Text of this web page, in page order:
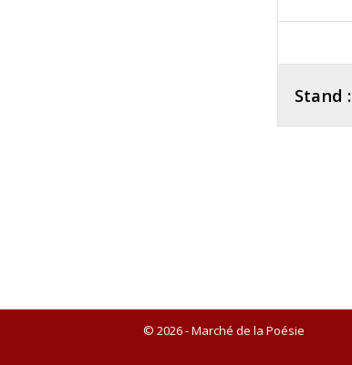
Stand :
© 2026 - Marché de la Poésie